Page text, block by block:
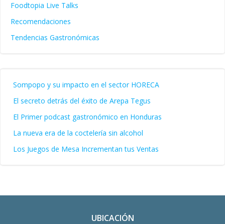
Foodtopia Live Talks
Recomendaciones
Tendencias Gastronómicas
Sompopo y su impacto en el sector HORECA
El secreto detrás del éxito de Arepa Tegus
El Primer podcast gastronómico en Honduras
La nueva era de la coctelería sin alcohol
Los Juegos de Mesa Incrementan tus Ventas
UBICACIÓN